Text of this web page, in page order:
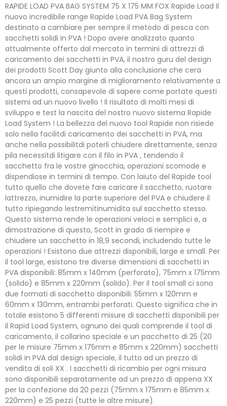
RAPIDE LOAD PVA BAG SYSTEM 75 X 175 MM FOX Rapide Load Il
nuovo incredibile range Rapide Load PVA Bag System
destinato a cambiare per sempre il metodo di pesca con
sacchetti solidi in PVA ! Dopo avere analizzato quanto
attualmente offerto dal mercato in termini di attrezzi di
caricamento dei sacchetti in PVA, il nostro guru del design
dei prodotti Scott Day giunto alla conclusione che cera
ancora un ampio margine di miglioramento relativamente a
questi prodotti, consapevole di sapere come portate questi
sistemi ad un nuovo livello ! Il risultato di molti mesi di
sviluppo e test la nascita del nostro nuovo sistema Rapide
Load System ! La bellezza del nuovo tool Rapide non risiede
solo nella facilitdi caricamento dei sacchetti in PVA, ma
anche nella possibilitdi poterli chiudere direttamente, senza
pila necessitdi litigare con il filo in PVA , tendendo il
sacchetto fra le vostre ginocchia, operazioni scomode e
dispendiose in termini di tempo. Con laiuto del Rapide tool
tutto quello che dovete fare caricare il sacchetto, ruotare
lattrezzo, inumidire la parte superiore del PVA e chiudere il
tutto ripiegando lestremitinumidita sul sacchetto stesso.
Questo sistema rende le operazioni veloci e semplici e, a
dimostrazione di questo, Scott in grado di riempire e
chiudere un sacchetto in 18,9 secondi, includendo tutte le
operazioni ! Esistono due attrezzi disponibili, large e small. Per
il tool large, esistono tre diverse dimensioni di sacchetti in
PVA disponibili: 85mm x 140mm (perforato), 75mm x 175mm
(solido) e 85mm x 220mm (solido). Per il tool small ci sono
due formati di sacchetto disponibili: 55mm x 120mm e
60mm x 130mm, entrambi perforati. Questo significa che in
totale esistono 5 differenti misure di sacchetti disponibili per
il Rapid Load System, ognuno dei quali comprende il tool di
caricamento, il collarino speciale e un pacchetto di 25 (20
per le misure 75mm x 175mm e 85mm x 220mm) sacchetti
solidi in PVA dal design speciale, il tutto ad un prezzo di
vendita di soli XX . I sacchetti di ricambio per ogni misura
sono disponibili separatamente ad un prezzo di appena XX
per la confezione da 20 pezzi (75mm x 175mm e 85mm x
220mm) e 25 pezzi (tutte le altre misure).